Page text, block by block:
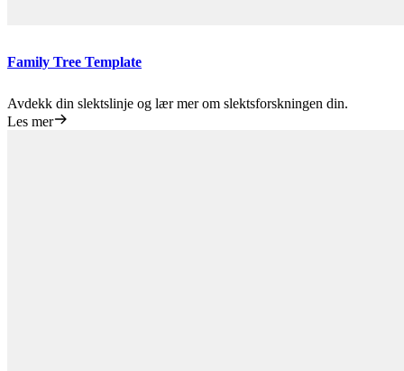
Family Tree Template
Avdekk din slektslinje og lær mer om slektsforskningen din.
Les mer